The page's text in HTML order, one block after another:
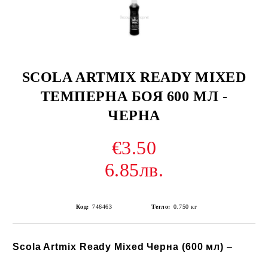
SCOLA ARTMIX READY MIXED
ТЕМПЕРНА БОЯ 600 МЛ -
ЧЕРНА
€3.50
6.85лв.
Код: 746463 Тегло: 0.750 кг
Scola Artmix Ready Mixed Черна (600 мл) –